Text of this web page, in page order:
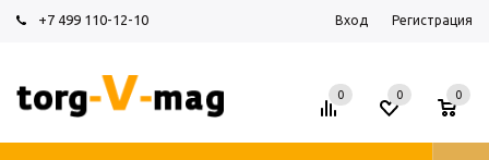
+7 499 110-12-10 Вход Регистрация
0 0
0